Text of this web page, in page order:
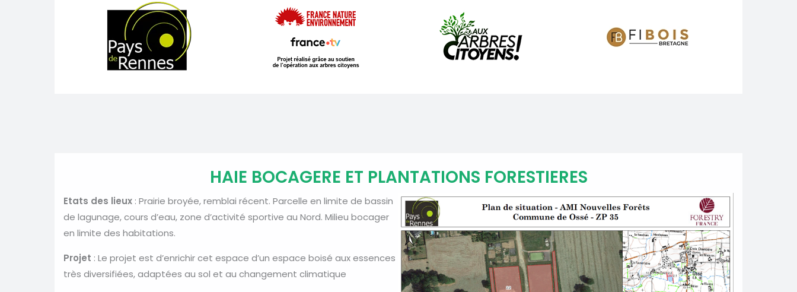
HAIE BOCAGERE ET PLANTATIONS FORESTIERES
Etats des lieux : Prairie broyée, remblai récent. Parcelle en limite de bassin
de lagunage, cours d’eau, zone d’activité sportive au Nord. Milieu bocager
en limite des habitations.
Projet : Le projet est d’enrichir cet espace d’un espace boisé aux essences
très diversifiées, adaptées au sol et au changement climatique